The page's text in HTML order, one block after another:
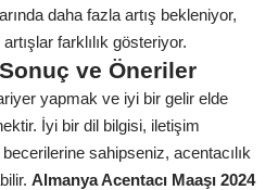
daha fazla artış bekleniyor,
farklılık gösteriyor.
ve Öneriler
yapmak ve iyi bir gelir elde
İyi bir dil bilgisi, iletişim
sahipseniz, acentacılık
Almanya Acentacı Maaşı 2024